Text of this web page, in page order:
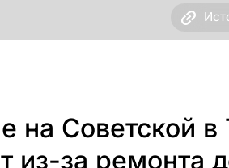
на Советской в
из-за ремонта